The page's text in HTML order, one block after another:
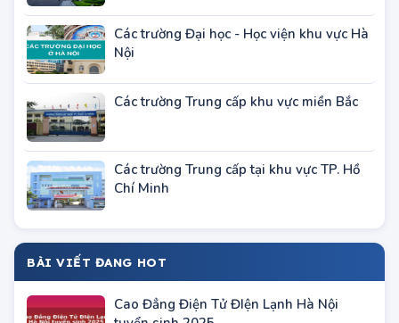
TP.HCM
Nội
Chí Minh
BÀI VIẾT ĐANG HOT